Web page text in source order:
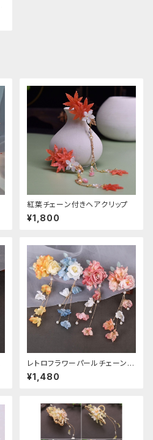
紅葉チェーン付きヘアクリップ
¥1,800
レトロフラワーパールチェーンヘ
アクリップ
¥1,480